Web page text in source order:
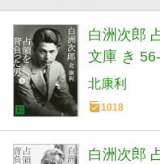
白洲次郎
文庫 き
北康利
1018
白洲次郎